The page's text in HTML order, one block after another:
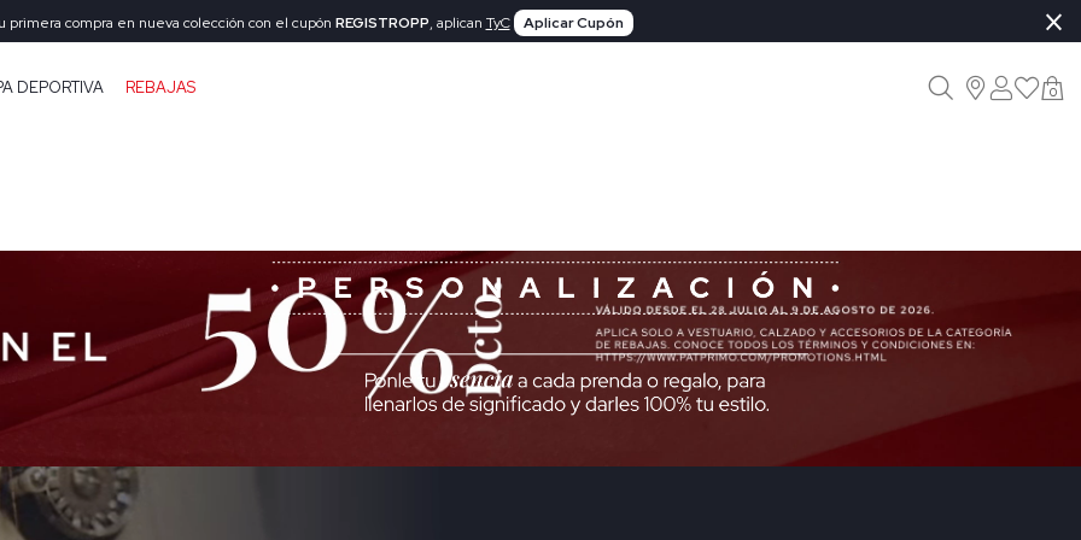
primera compra en nueva colección con el cupón REGISTROPP, aplican TyC Aplicar Cupón ×
DEPORTIVA REBAJAS 0